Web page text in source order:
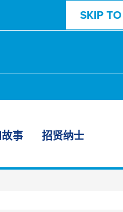
SKIP
事 招贤纳士